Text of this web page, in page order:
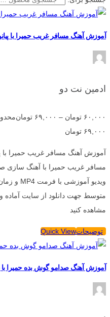
آموزش آهنگ مسافر غریب حمیرا با
ادمین نت دو
۶۰,۰۰۰ تومان – ۶۹,۰۰۰ تومان
۶۹,۰۰۰ تومان
آموزش آهنگ مسافر غریب حمیرا با
مسافر غریب حمیرا با آهنگ سازی
متوسط جهت دانلود از سایت آماده و
مشاهده کنید
توضیحاتQuick View
آموزش آهنگ صدامو گوش بده حمیرا با